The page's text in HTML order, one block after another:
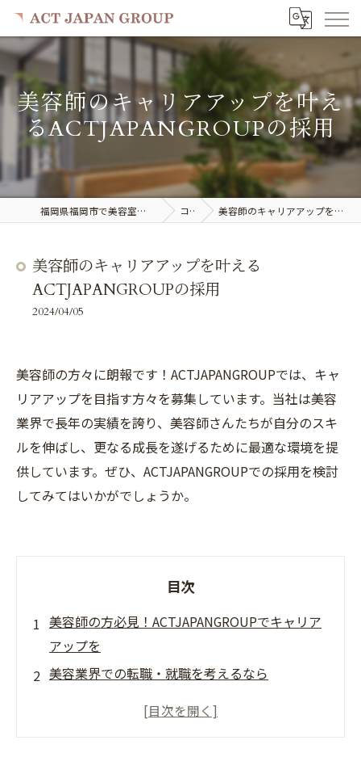
美容師のキャリアアップを叶え
るACTJAPANGROUPの採用
福岡県福岡市で美容室の求人ならACT JAPAN GROUP コラム 美容師のキャリアアップを叶えるACTJAPANGROUPの採用
美容師のキャリアアップを叶える
ACTJAPANGROUPの採用
2024/04/05
美容師の方々に朗報です！ACTJAPANGROUPでは、キャ
リアアップを目指す方々を募集しています。当社は美容
業界で長年の実績を誇り、美容師さんたちが自分のスキ
ルを伸ばし、更なる成長を遂げるために最適な環境を提
供しています。ぜひ、ACTJAPANGROUPでの採用を検討
してみてはいかがでしょうか。
目次
美容師の方必見！ACTJAPANGROUPでキャリア
アップを
美容業界での転職・就職を考えるなら
エスカレーター式キャリア形成で、